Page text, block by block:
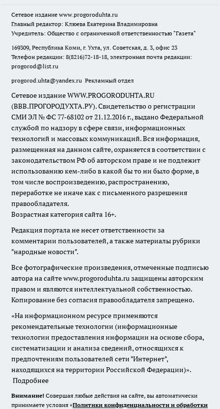
Сетевое издание www.progoroduhta.ru
Главный редактор: Клюева Екатерина Владимировна
Учредитель: Общество с ограниченной ответственностью "Газета"
169309, Республика Коми, г. Ухта, ул. Советская, д. 3, офис 23
Телефон редакции: 8(8216)72-18-18, электронная почта редакции:
progorod@list.ru
progorod.uhta@yandex.ru Рекламный отдел
Сетевое издание WWW.PROGORODUHTA.RU
(ВВВ.ПРОГОРОДУХТА.РУ). Свидетельство о регистрации
СМИ ЭЛ № ФС 77-68102 от 21.12.2016 г., выдано Федеральной
службой по надзору в сфере связи, информационных
технологий и массовых коммуникаций. Вся информация,
размещенная на данном сайте, охраняется в соответствии с
законодательством РФ об авторском праве и не подлежит
использованию кем-либо в какой бы то ни было форме, в
том числе воспроизведению, распространению,
переработке не иначе как с письменного разрешения
правообладателя.
Возрастная категория сайта 16+.
Редакция портала не несет ответственности за
комментарии пользователей, а также материалы рубрики
"народные новости".
Все фотографические произведения, отмеченные подписью
автора на сайте www.progoroduhta.ru защищены авторским
правом и являются интеллектуальной собственностью.
Копирование без согласия правообладателя запрещено.
«На информационном ресурсе применяются
рекомендательные технологии (информационные
технологии предоставления информации на основе сбора,
систематизации и анализа сведений, относящихся к
предпочтениям пользователей сети "Интернет",
находящихся на территории Российской Федерации)».
Подробнее
Внимание! Совершая любые действия на сайте, вы автоматически
принимаете условия «Политики конфиденциальности и обработки